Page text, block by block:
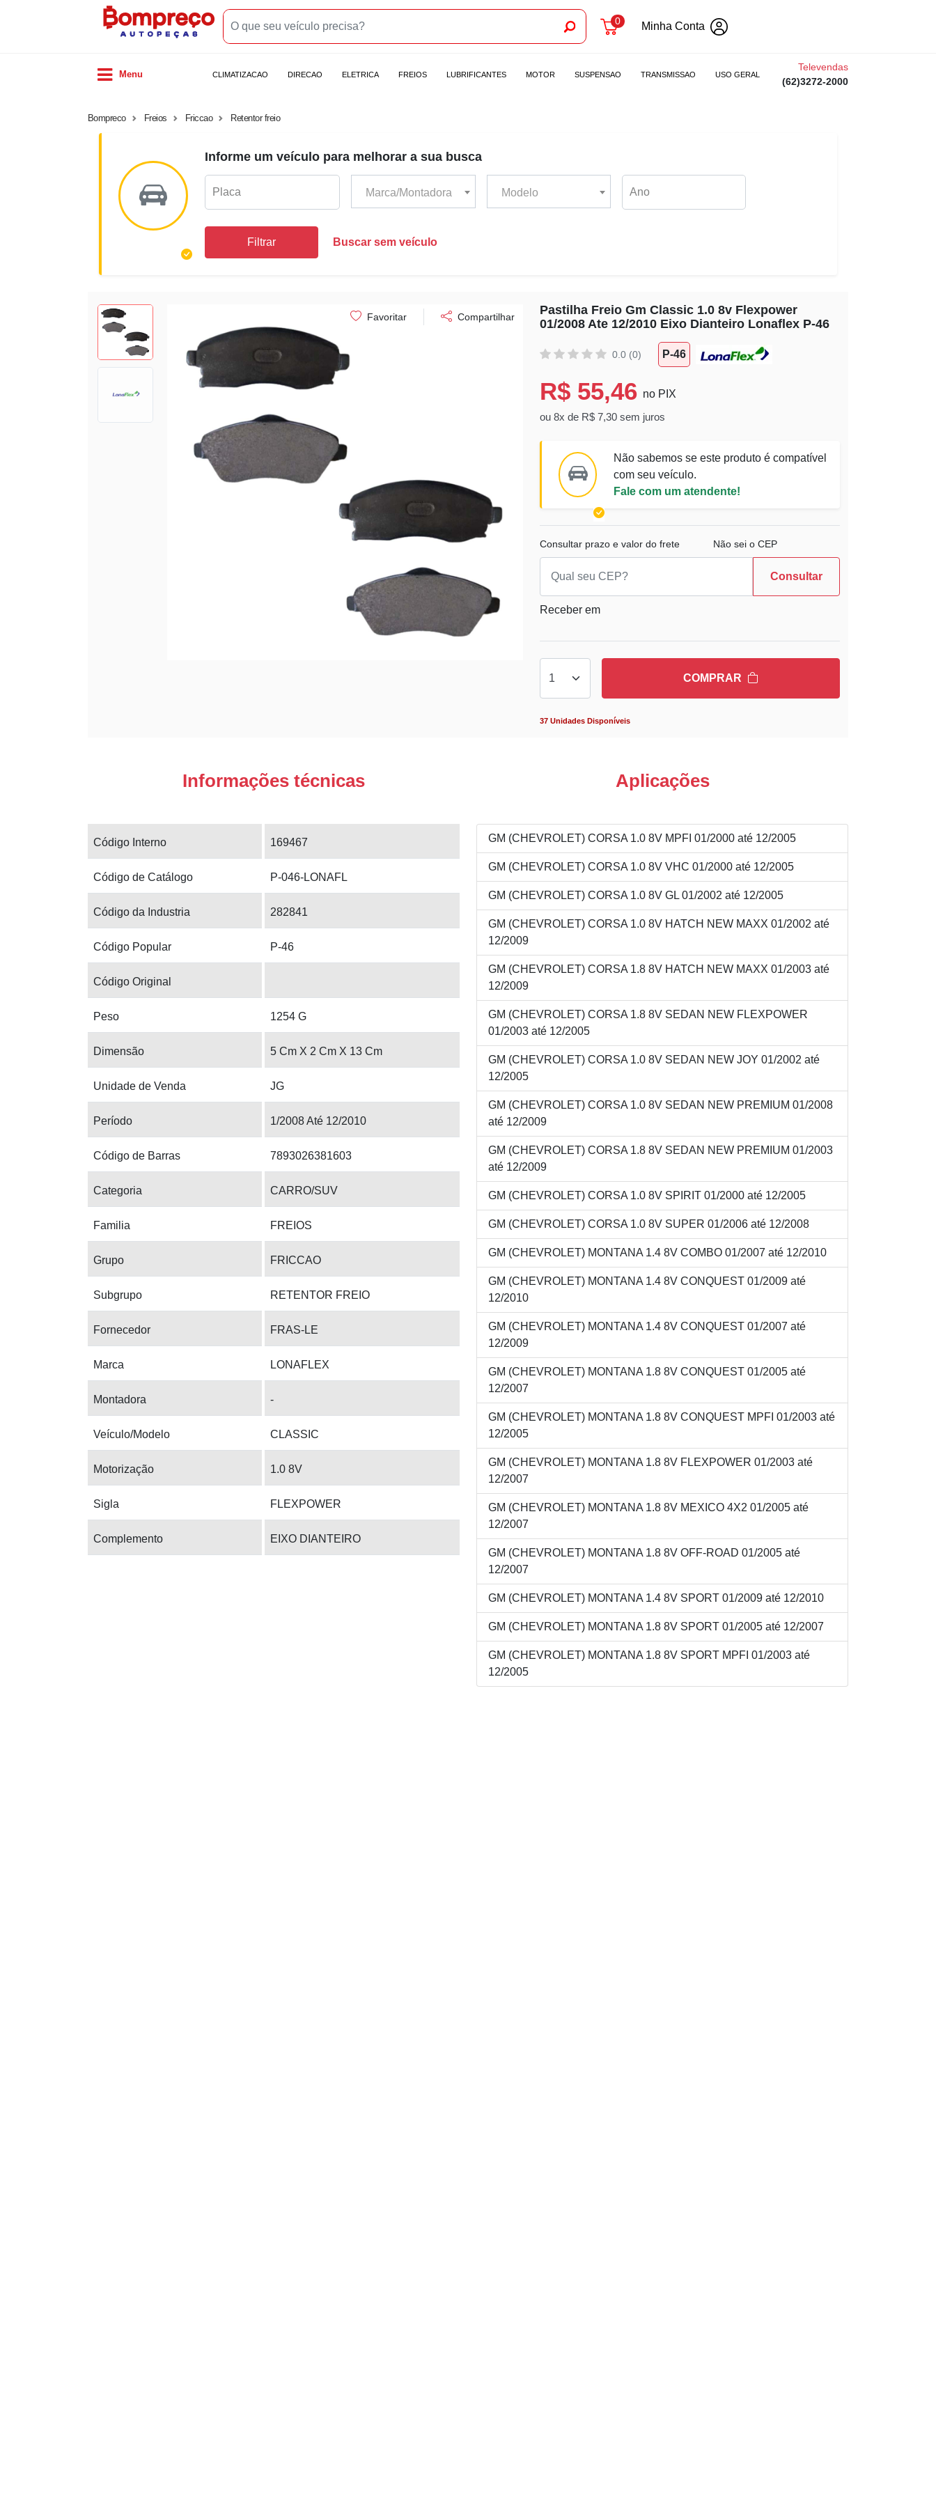
0 Minha Conta
Menu CLIMATIZACAO DIRECAO ELETRICA FREIOS LUBRIFICANTES MOTOR SUSPENSAO TRANSMISSAO USO GERAL
Televendas
(62)3272-2000
Bompreco Freios Friccao Retentor freio
Informe um veículo para melhorar a sua busca
Marca/Montadora Modelo
Filtrar Buscar sem veículo
Favoritar Compartilhar
Pastilha Freio Gm Classic 1.0 8v Flexpower
01/2008 Ate 12/2010 Eixo Dianteiro Lonaflex P-46
0.0 (0) P-46
R$ 55,46 no PIX
ou 8x de R$ 7,30 sem juros
Não sabemos se este produto é compatível
com seu veículo.
Fale com um atendente!
Consultar prazo e valor do frete Não sei o CEP
Consultar
Receber em
COMPRAR
37 Unidades Disponíveis
Informações técnicas
Código Interno 169467
Código de Catálogo P-046-LONAFL
Código da Industria 282841
Código Popular P-46
Código Original
Peso 1254 G
Dimensão 5 Cm X 2 Cm X 13 Cm
Unidade de Venda JG
Período 1/2008 Até 12/2010
Código de Barras 7893026381603
Categoria CARRO/SUV
Familia FREIOS
Grupo FRICCAO
Subgrupo RETENTOR FREIO
Fornecedor FRAS-LE
Marca LONAFLEX
Montadora -
Veículo/Modelo CLASSIC
Motorização 1.0 8V
Sigla FLEXPOWER
Complemento EIXO DIANTEIRO
Aplicações
GM (CHEVROLET) CORSA 1.0 8V MPFI 01/2000 até 12/2005
GM (CHEVROLET) CORSA 1.0 8V VHC 01/2000 até 12/2005
GM (CHEVROLET) CORSA 1.0 8V GL 01/2002 até 12/2005
GM (CHEVROLET) CORSA 1.0 8V HATCH NEW MAXX 01/2002 até
12/2009
GM (CHEVROLET) CORSA 1.8 8V HATCH NEW MAXX 01/2003 até
12/2009
GM (CHEVROLET) CORSA 1.8 8V SEDAN NEW FLEXPOWER
01/2003 até 12/2005
GM (CHEVROLET) CORSA 1.0 8V SEDAN NEW JOY 01/2002 até
12/2005
GM (CHEVROLET) CORSA 1.0 8V SEDAN NEW PREMIUM 01/2008
até 12/2009
GM (CHEVROLET) CORSA 1.8 8V SEDAN NEW PREMIUM 01/2003
até 12/2009
GM (CHEVROLET) CORSA 1.0 8V SPIRIT 01/2000 até 12/2005
GM (CHEVROLET) CORSA 1.0 8V SUPER 01/2006 até 12/2008
GM (CHEVROLET) MONTANA 1.4 8V COMBO 01/2007 até 12/2010
GM (CHEVROLET) MONTANA 1.4 8V CONQUEST 01/2009 até
12/2010
GM (CHEVROLET) MONTANA 1.4 8V CONQUEST 01/2007 até
12/2009
GM (CHEVROLET) MONTANA 1.8 8V CONQUEST 01/2005 até
12/2007
GM (CHEVROLET) MONTANA 1.8 8V CONQUEST MPFI 01/2003 até
12/2005
GM (CHEVROLET) MONTANA 1.8 8V FLEXPOWER 01/2003 até
12/2007
GM (CHEVROLET) MONTANA 1.8 8V MEXICO 4X2 01/2005 até
12/2007
GM (CHEVROLET) MONTANA 1.8 8V OFF-ROAD 01/2005 até
12/2007
GM (CHEVROLET) MONTANA 1.4 8V SPORT 01/2009 até 12/2010
GM (CHEVROLET) MONTANA 1.8 8V SPORT 01/2005 até 12/2007
GM (CHEVROLET) MONTANA 1.8 8V SPORT MPFI 01/2003 até
12/2005